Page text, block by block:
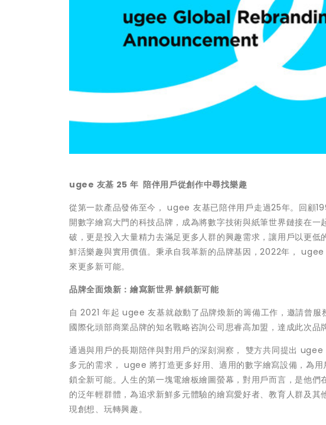
ugee 友基 25 年 陪伴用戶從創作中尋找樂趣
從第一款產品發佈至今， ugee 友基已陪伴用戶走過25年。回顧
開數字繪寫大門的科技品牌，成為將數字技術與紙筆世界鏈接在
破，更是投入大量精力去滿足更多人群的興趣需求，讓用戶以更
鮮活樂趣與實用價值。秉承自我革新的品牌基因，2022年，
來更多新可能。
品牌全面煥新：繪寫新世界解鎖新可能
自 2021 年起 ugee 友基就啟動了品牌煥新的籌備工作，邀請曾
國際化頭部商業品牌的知名戰略咨詢公司思睿高加盟，達成此次品
通過與用戶的長期陪伴與對用戶的深刻洞察， 雙方共同提出 ugee
多元的需求， ugee 將打造更多好用、適用的數字繪寫設備，為
鎖全新可能。人生的第一塊電繪板繪圖螢幕，對用戶而言，是他
的泛年輕群體，為追求新鮮多元體驗的繪寫愛好者、教育人群及
現創想、玩轉興趣。